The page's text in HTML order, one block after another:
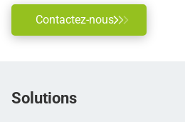
Contactez-nous
Solutions